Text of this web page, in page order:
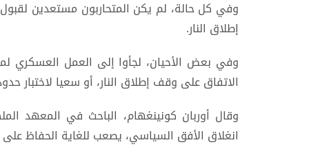
وفي كل حالة، لم يكن المتحاربون مستعدين لقبول
إطلاق النار.
وفي بعض الأحيان، لجأوا إلى العمل العسكري
الاتفاق على وقف إطلاق النار، أو سعيا لاختبار
وقال أوربان كونينغهام، الباحث في المعهد
انغلاق الأفق السياسي، يصعب للغاية الحفاظ